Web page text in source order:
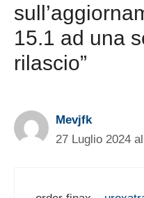
15.1 ad una
rilascio”
Mevjfk
27 Luglio 2024